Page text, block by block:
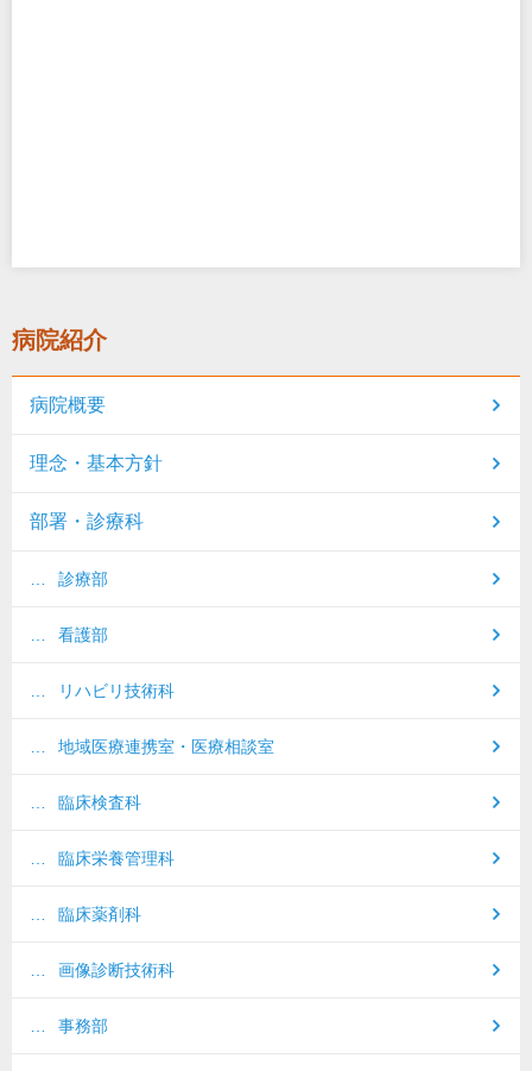
病院紹介
病院概要
理念・基本方針
部署・診療科
診療部
看護部
リハビリ技術科
地域医療連携室 ・医療相談室
臨床検査科
臨床栄養管理科
臨床薬剤科
画像診断技術科
事務部